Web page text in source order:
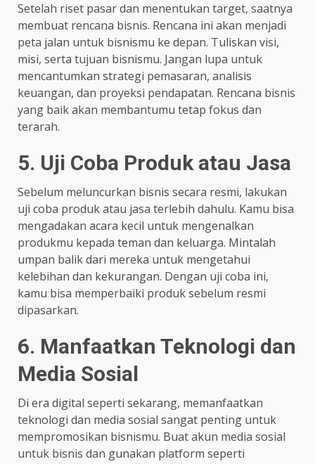
Setelah riset pasar dan menentukan target, saatnya
membuat rencana bisnis. Rencana ini akan menjadi
peta jalan untuk bisnismu ke depan. Tuliskan visi,
misi, serta tujuan bisnismu. Jangan lupa untuk
mencantumkan strategi pemasaran, analisis
keuangan, dan proyeksi pendapatan. Rencana bisnis
yang baik akan membantumu tetap fokus dan
terarah.
5. Uji Coba Produk atau Jasa
Sebelum meluncurkan bisnis secara resmi, lakukan
uji coba produk atau jasa terlebih dahulu. Kamu bisa
mengadakan acara kecil untuk mengenalkan
produkmu kepada teman dan keluarga. Mintalah
umpan balik dari mereka untuk mengetahui
kelebihan dan kekurangan. Dengan uji coba ini,
kamu bisa memperbaiki produk sebelum resmi
dipasarkan.
6. Manfaatkan Teknologi dan
Media Sosial
Di era digital seperti sekarang, memanfaatkan
teknologi dan media sosial sangat penting untuk
mempromosikan bisnismu. Buat akun media sosial
untuk bisnis dan gunakan platform seperti